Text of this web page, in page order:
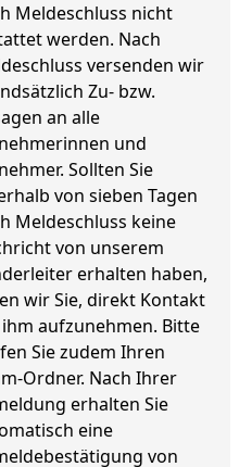
Meldeschluss nicht
werden. Nach
versenden wir
Zu- bzw.
an alle
und
Sollten Sie
von sieben Tagen
Meldeschluss keine
von unserem
erhalten haben,
wir Sie, direkt Kontakt
aufzunehmen. Bitte
Sie zudem Ihren
Ordner. Nach Ihrer
erhalten Sie
eine
von